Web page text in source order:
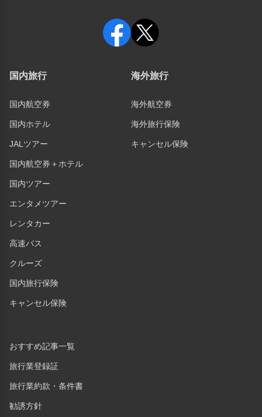
国内旅行
国内航空券
国内ホテル
JALツアー
国内航空券＋ホテル
国内ツアー
エンタメツアー
レンタカー
高速バス
クルーズ
国内旅行保険
キャンセル保険
海外旅行
海外航空券
海外旅行保険
キャンセル保険
おすすめ記事一覧
旅行業登録証
旅行業約款・条件書
勧誘方針